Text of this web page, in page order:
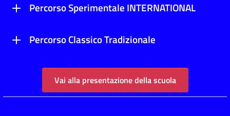
Percorso Sperimentale INTERNATIONAL
Percorso Classico Tradizionale
Vai alla presentazione della scuola